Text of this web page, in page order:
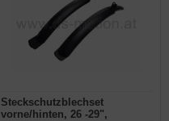
Steckschutzblechset
vorne/hinten, 26 -29",